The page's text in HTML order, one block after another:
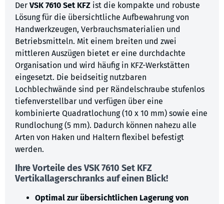
Der VSK 7610 Set KFZ ist die kompakte und robuste
Lösung für die übersichtliche Aufbewahrung von
Handwerkzeugen, Verbrauchsmaterialien und
Betriebsmitteln. Mit einem breiten und zwei
mittleren Auszügen bietet er eine durchdachte
Organisation und wird häufig in KFZ-Werkstätten
eingesetzt. Die beidseitig nutzbaren
Lochblechwände sind per Rändelschraube stufenlos
tiefenverstellbar und verfügen über eine
kombinierte Quadratlochung (10 x 10 mm) sowie eine
Rundlochung (5 mm). Dadurch können nahezu alle
Arten von Haken und Haltern flexibel befestigt
werden.
Ihre Vorteile desVSK 7610 Set KFZ
Vertikallagerschranks auf einen Blick!
Optimal zur übersichtlichen Lagerung von